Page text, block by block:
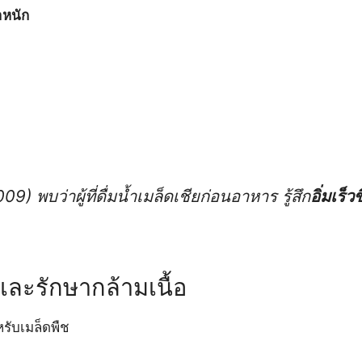
หนัก
พบว่าผู้ที่ดื่มน้ำเมล็ดเชียก่อนอาหาร รู้สึกอิ่มเร็ว
ะรักษากล้ามเนื้อ
บเมล็ดพืช